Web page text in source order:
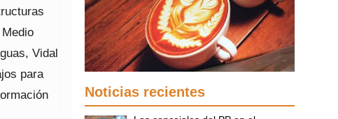
Vidal
para
Noticias recientes